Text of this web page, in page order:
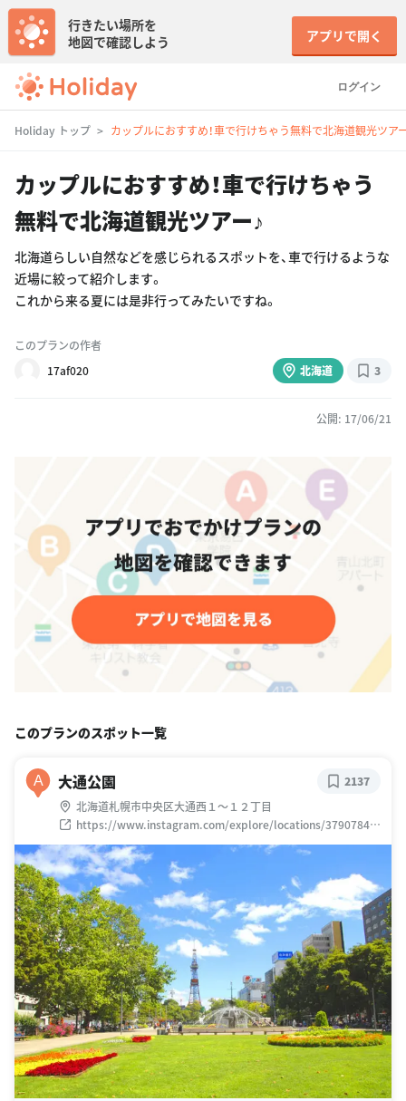
ログイン
行きたい場所を
地図で確認しよう
アプリで開く
Holiday トップ カップルにおすすめ！車で行けちゃう無料で北海道観光ツア
カップルにおすすめ！車で行けちゃう
無料で北海道観光ツアー♪
北海道らしい自然などを感じられるスポットを、車で行けるような
近場に絞って紹介します。
これから来る夏には是非行ってみたいですね。
このプランの作者
17af020
北海道 3
公開: 17/06/21
このプランのスポット一覧
A 大通公園
北海道札幌市中央区大通西１〜１２丁目
https://www.instagram.com/explore/locations/37907841
1
2137